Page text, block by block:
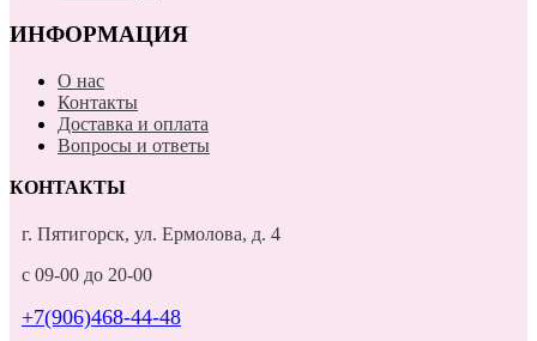
ИНФОРМАЦИЯ
О нас
Контакты
Доставка и оплата
Вопросы и ответы
КОНТАКТЫ
г. Пятигорск, ул. Ермолова, д. 4
с 09-00 до 20-00
+7(906)468-44-48